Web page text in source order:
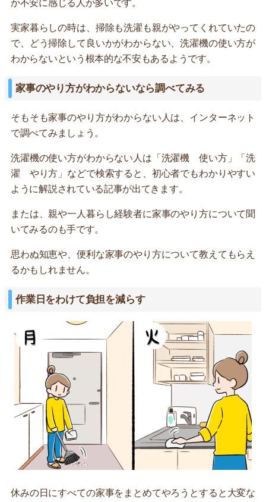
か不安に感じる人が多いです。
実家暮らしの時は、掃除も洗濯も親がやってくれていたの
で、どう掃除して良いかがわからない、洗濯機の使い方が
わからないという根本的な不安もあるようです。
家事のやり方がわからないなら調べてみる
そもそも家事のやり方がわからない人は、インターネット
で調べてみましょう。
洗濯機の使い方がわからない人は「洗濯機 使い方」「洗
濯 やり方」などで検索すると、初心者でもわかりやすい
ように解説されている記事が出てきます。
または、親や一人暮らし経験者に家事のやり方について聞
いてみるのも手です。
思わぬ知恵や、便利な家事のやり方について教えてもらえ
るかもしれません。
作業日をわけて負担を減らす
休みの日にすべての家事をまとめてやろうとすると大変な